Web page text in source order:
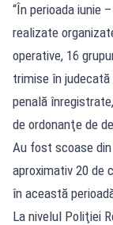
“În perioada iunie
realizate
operative, 16
trimise în judecată
penală
de ordonanţe de
Au fost scoase
aproximativ 20 de
în această
La nivelul Poliţiei